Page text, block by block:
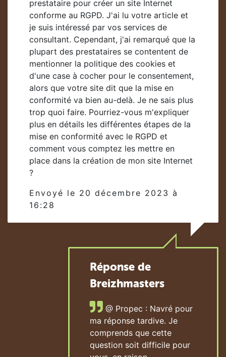
prestataire pour créer un site Internet
conforme au RGPD. J'ai lu votre article et
je suis intéressé par vos services de
consultant. Cependant, j'ai remarqué que la
plupart des prestataires se contentent de
mentionner la politique des cookies et
d'une case à cocher pour le consentement,
alors que votre site dit que la mise en
conformité va bien au-delà. Je ne sais plus
trop quoi faire. Pourriez-vous m'expliquer
plus en détails les différentes étapes de la
mise en conformité avec le RGPD et
comment vous comptez les mettre en
place dans la création de mon site Internet
?
Envoyé le 20 décembre 2023 à
16:28
Réponse de
Breizhmasters
@ Propec : Navré pour
ma réponse tardive. Je
comprends que cette
question soit difficile pour